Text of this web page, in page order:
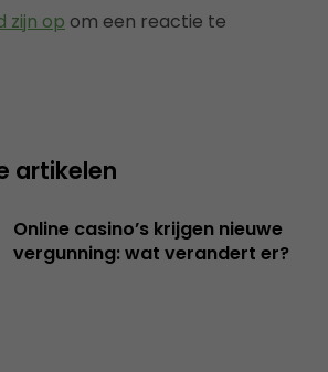
zijn op om een reactie te
artikelen
Online casino’s krijgen nieuwe
vergunning: wat verandert er?